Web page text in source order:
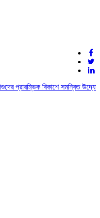
প্রারম্ভিক বিকাশে সমন্বিত